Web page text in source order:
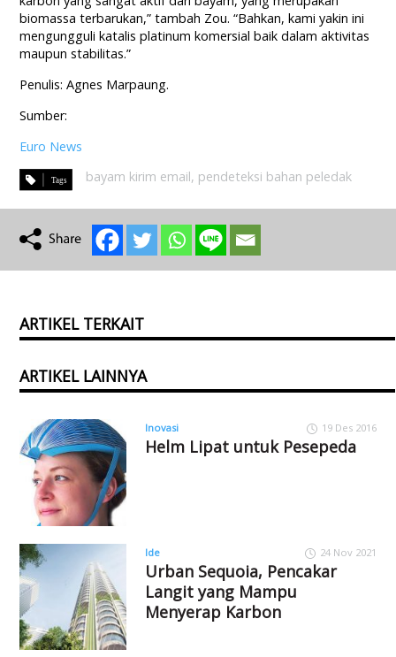
biomassa terbarukan,” tambah Zou. “Bahkan, kami yakin ini
mengungguli katalis platinum komersial baik dalam aktivitas
maupun stabilitas.”
Penulis: Agnes Marpaung.
Sumber:
Euro News
bayam kirim email, pendeteksi bahan peledak
ARTIKEL TERKAIT
ARTIKEL LAINNYA
Inovasi 19 Des 2016
Helm Lipat untuk Pesepeda
Ide 24 Nov 2021
Urban Sequoia, Pencakar
Langit yang Mampu
Menyerap Karbon